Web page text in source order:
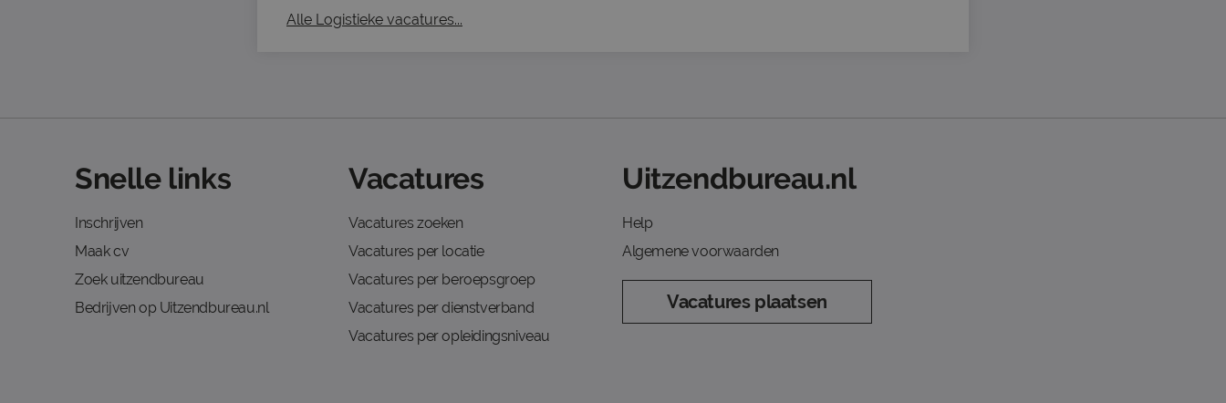
Alle Logistieke vacatures...
Snelle links
Inschrijven
Maak cv
Zoek uitzendbureau
Bedrijven op Uitzendbureau.nl
Vacatures
Vacatures zoeken
Vacatures per locatie
Vacatures per beroepsgroep
Vacatures per dienstverband
Vacatures per opleidingsniveau
Uitzendbureau.nl
Help
Algemene voorwaarden
Vacatures plaatsen